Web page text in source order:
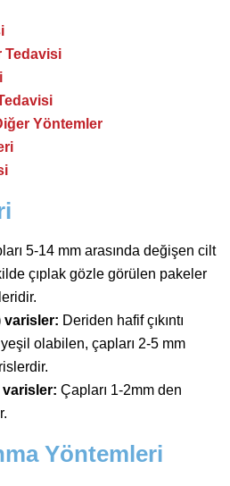
Tedavisi
Yöntemler
5-14 mm arasında değişen cilt
çıplak gözle görülen pakeler
varisler: Deriden hafif çıkıntı
olabilen, çapları 2-5 mm
varisler: Çapları 1-2mm den
Yöntemleri